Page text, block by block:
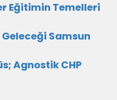
Eğitimin Temelleri
Geleceği Samsun
Agnostik CHP